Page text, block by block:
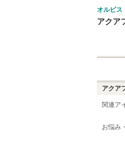
オルビス
アクア
アクア
関連ア
お悩み